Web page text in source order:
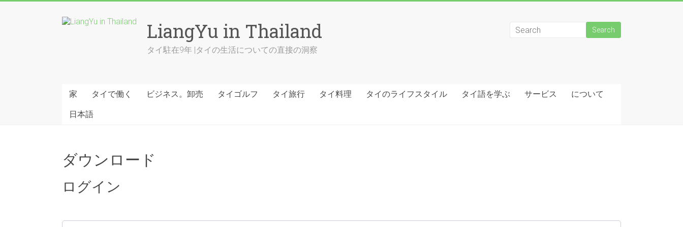
LiangYu in Thailand
タイ駐在9年 |タイの生活についての直接の洞察
家 タイで働く ビジネス。卸売 タイゴルフ タイ旅行 タイ料理 タイのライフスタイル タイ語を学ぶ サービス について
日本語
ダウンロード
ログイン